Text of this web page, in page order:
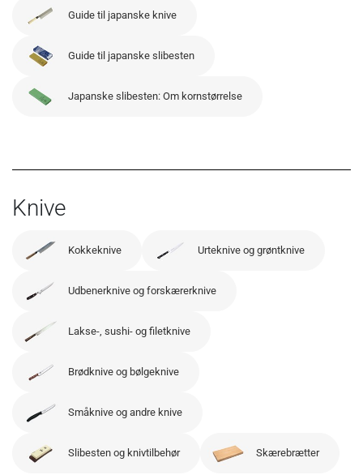
Guide til japanske knive
Guide til japanske slibesten
Japanske slibesten: Om kornstørrelse
Knive
Kokkeknive Urteknive og grøntknive
Udbenerknive og forskærerknive
Lakse-, sushi- og filetknive
Brødknive og bølgeknive
Småknive og andre knive
Slibesten og knivtilbehør Skærebrætter